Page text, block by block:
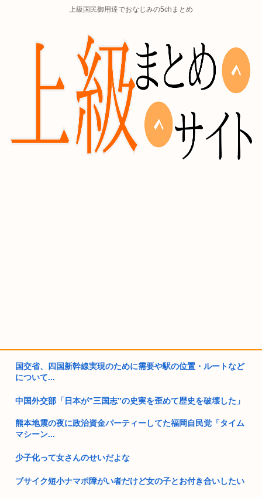
上級国民御用達でおなじみの5chまとめ
国交省、四国新幹線実現のために需要や駅の位置・ルートなど
について...
中国外交部「日本が”三国志”の史実を歪めて歴史を破壊した」
熊本地震の夜に政治資金パーティーしてた福岡自民党「タイム
マシーン...
少子化って女さんのせいだよな
ブサイク短小ナマポ障がい者だけど女の子とお付き合いしたい